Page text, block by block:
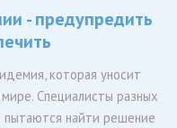
- предупредить
которая уносит
Специалисты разных
найти решение